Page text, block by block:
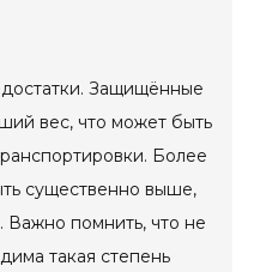
Защищённые
вес, что может быть
Более
существенно выше,
Важно помнить, что не
такая степень